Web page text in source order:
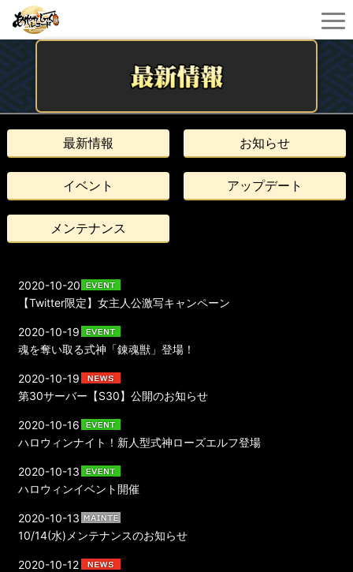
最新情報 お知らせ
イベント アップデート
メンテナンス
【Twitter限定】女主人公激写キャンペーン
2020-10-20
魂を奪い取る式神「錬魂獣」登場！
2020-10-19
第30サーバー【S30】公開のお知らせ
2020-10-19
ハロウィンナイト！新人型式神ローズエルフ登場
2020-10-16
ハロウィンイベント開催
2020-10-13
10/14(水)メンテナンスのお知らせ
2020-10-13
2020-10-12